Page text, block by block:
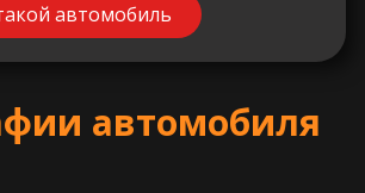
автомобиль
автомобиля